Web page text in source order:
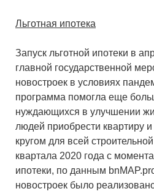
Льготная ипотека
Запуск льготной ипотеки в
главной государственной
новостроек в условиях
программа помогла еще
нуждающихся в улучшении
людей приобрести квартиру
кругом для всей
квартала 2020 года с
ипотеки, по данным
новостроек было